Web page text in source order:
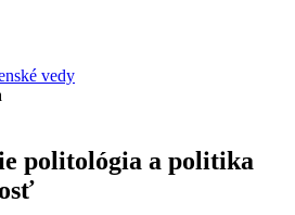
vedy
politológia a politika